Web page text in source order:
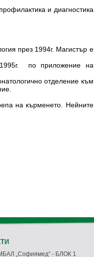
и диагностика
през 1994г. Магистър е
1995г. по приложение на
отделение към
на кърменето. Нейните
„Софиямед” - БЛОК 1